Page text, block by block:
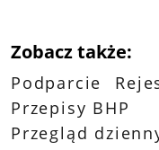
Zobacz także:
Podparcie
Przepisy BHP
Przegląd